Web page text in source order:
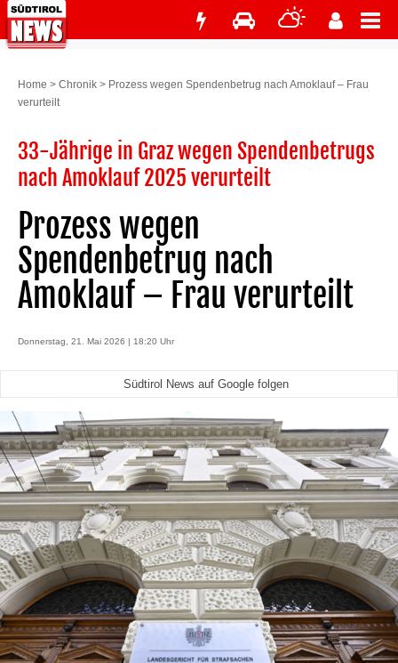
Home > Chronik > Prozess wegen Spendenbetrug nach Amoklauf – Frau
verurteilt
33-Jährige in Graz wegen Spendenbetrugs
nach Amoklauf 2025 verurteilt
Prozess wegen
Spendenbetrug nach
Amoklauf – Frau verurteilt
Donnerstag, 21. Mai 2026 | 18:20 Uhr
Südtirol News auf Google folgen